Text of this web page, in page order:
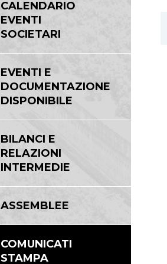
CALENDARIO
EVENTI
SOCIETARI
EVENTI E
DOCUMENTAZIONE
DISPONIBILE
BILANCI E
RELAZIONI
INTERMEDIE
ASSEMBLEE
COMUNICATI
STAMPA